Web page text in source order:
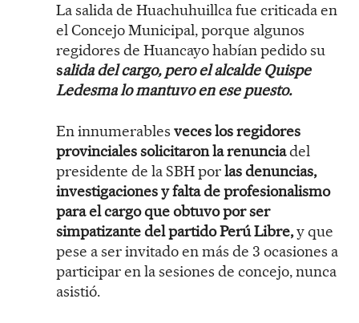
La salida de Huachuhuillca fue criticada en
el Concejo Municipal, porque algunos
regidores de Huancayo habían pedido su
salida del cargo, pero el alcalde Quispe
Ledesma lo mantuvo en ese puesto.
En innumerables veces los regidores
provinciales solicitaron la renunciadel
presidente de la SBH porlas denuncias,
investigaciones y falta de profesionalismo
para el cargo que obtuvo por ser
simpatizante del partido Perú Libre,y que
pese a ser invitado en más de 3 ocasiones a
participar en la sesiones de concejo, nunca
asistió.